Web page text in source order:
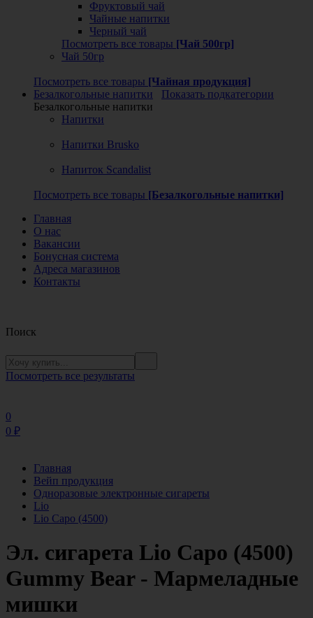
Фруктовый чай
Чайные напитки
Черный чай
Посмотреть все товары [Чай 500гр]
Чай 50гр
Посмотреть все товары [Чайная продукция]
Безалкогольные напитки
Показать подкатегории
Безалкогольные напитки
Напитки
Напитки Brusko
Напиток Scandalist
Посмотреть все товары [Безалкогольные напитки]
Главная
О нас
Вакансии
Бонусная система
Адреса магазинов
Контакты
Поиск
Посмотреть все результаты
0
0 ₽
Главная
Вейп продукция
Одноразовые электронные сигареты
Lio
Lio Capo (4500)
Эл. сигарета Lio Capo (4500)
Gummy Bear - Мармеладные
мишки